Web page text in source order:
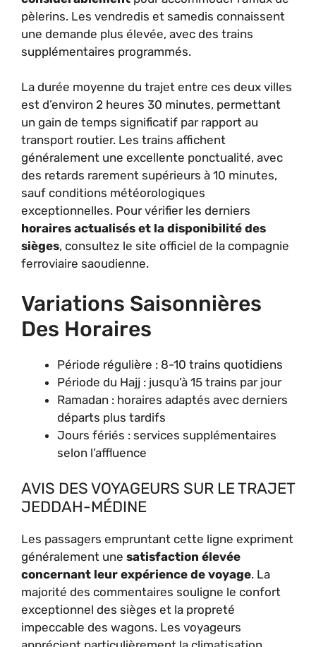
pèlerins. Les vendredis et samedis connaissent
une demande plus élevée, avec des trains
supplémentaires programmés.
La durée moyenne du trajet entre ces deux villes
est d’environ 2 heures 30 minutes, permettant
un gain de temps significatif par rapport au
transport routier. Les trains affichent
généralement une excellente ponctualité, avec
des retards rarement supérieurs à 10 minutes,
sauf conditions météorologiques
exceptionnelles. Pour vérifier les derniers
horaires actualisés et la disponibilité des
sièges, consultez le site officiel de la compagnie
ferroviaire saoudienne.
Variations Saisonnières
Des Horaires
Période régulière : 8-10 trains quotidiens
Période du Hajj : jusqu’à 15 trains par jour
Ramadan : horaires adaptés avec derniers
départs plus tardifs
Jours fériés : services supplémentaires
selon l’affluence
AVIS DES VOYAGEURS SUR LE TRAJET
JEDDAH-MÉDINE
Les passagers empruntant cette ligne expriment
généralement une satisfaction élevée
concernant leur expérience de voyage. La
majorité des commentaires souligne le confort
exceptionnel des sièges et la propreté
impeccable des wagons. Les voyageurs